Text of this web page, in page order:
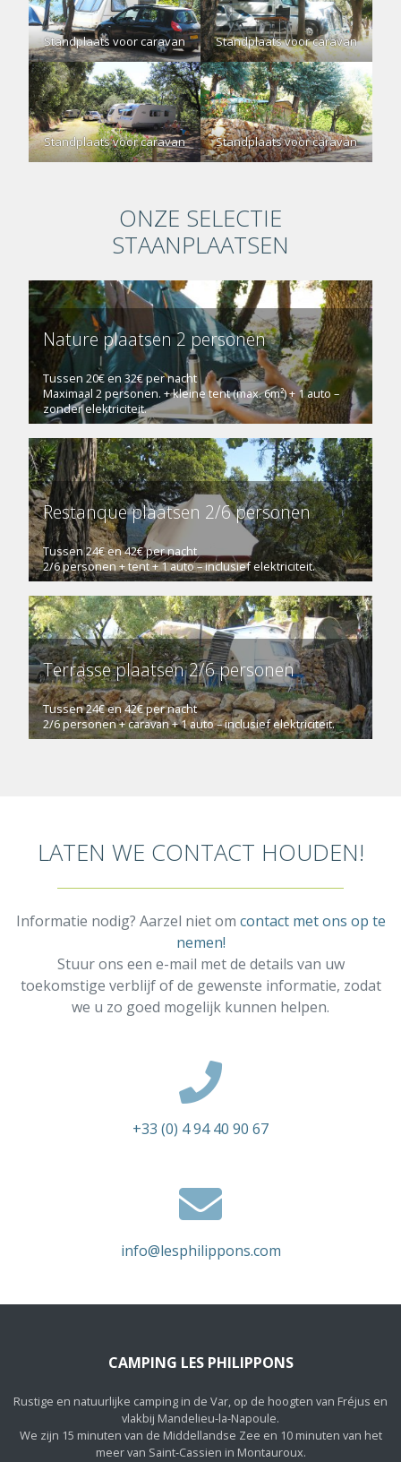
Standplaats voor caravan Standplaats voor caravan
Standplaats voor caravan Standplaats voor caravan
ONZE SELECTIE
STAANPLAATSEN
Nature plaatsen 2 personen
Tussen 20€ en 32€ per nacht
Maximaal 2 personen. + kleine tent (max. 6m²) + 1 auto –
zonder elektriciteit.
Restanque plaatsen 2/6 personen
Tussen 24€ en 42€ per nacht
2/6 personen + tent + 1 auto – inclusief elektriciteit.
Terrasse plaatsen 2/6 personen
Tussen 24€ en 42€ per nacht
2/6 personen + caravan + 1 auto – inclusief elektriciteit.
LATEN WE CONTACT HOUDEN!
Informatie nodig? Aarzel niet om contact met ons op te
nemen!
Stuur ons een e-mail met de details van uw
toekomstige verblijf of de gewenste informatie, zodat
we u zo goed mogelijk kunnen helpen.
+33 (0) 4 94 40 90 67
info@lesphilippons.com
CAMPING LES PHILIPPONS
Rustige en natuurlijke camping in de Var, op de hoogten van Fréjus en
vlakbij Mandelieu-la-Napoule.
We zijn 15 minuten van de Middellandse Zee en 10 minuten van het
meer van Saint-Cassien in Montauroux.